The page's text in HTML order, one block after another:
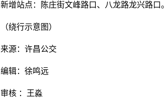
新增站点：陈庄街文峰路口、八龙路龙兴路口。
（绕行示意图）
来源：许昌公交
编辑：徐鸣远
审核 ：王淼